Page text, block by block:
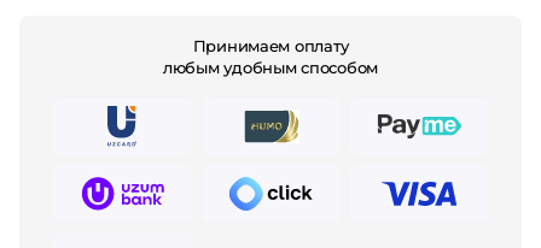
Принимаем оплату
любым удобным способом